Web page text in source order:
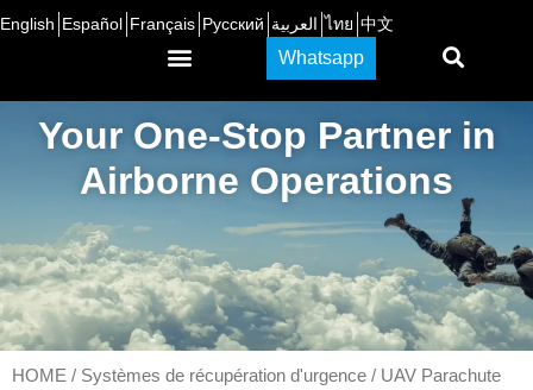
English Español Français Русский العربية ไทย 中文
Whatsapp
Your One-Stop Partner in
Airborne Operations
HOME / Systèmes de récupération d'urgence / UAV Parachute